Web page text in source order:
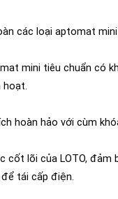
các loại aptomat
mini tiêu chuẩn có
hoạt.
hoàn hảo với cùm
cốt lõi của LOTO, đảm
tái cấp điện.